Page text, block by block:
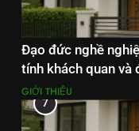
Đạo đức nghề
tính khách quan và
GIỚI THIỆU
7